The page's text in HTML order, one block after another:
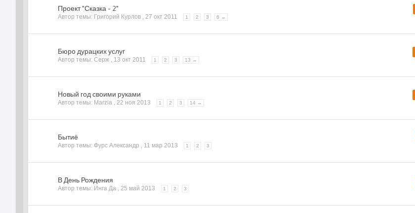
Проект "Сказка - 2"
Автор темы: Григорий Курлов ,27 окт 2011 1 2 3 6 →
Бюро дурацких услуг
Автор темы: Серж , 13 окт 2011 1 2 3 13 →
Новый год своими руками
Автор темы: Marzia ,22 ноя 2013 1 2 3 14 →
Бытиё
Автор темы: Фурс Александр , 11 мар 2013 1 2 3
В День Рождения
Автор темы: Инга Да ,25 май 2013 1 2 3